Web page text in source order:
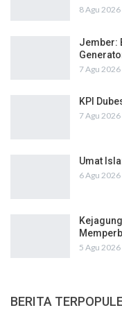
8 Agu 2026
Jember:
7 Agu 2026
KPI
7 Agu 2026
Umat
6 Agu 2026
5 Agu 2026
BERITA